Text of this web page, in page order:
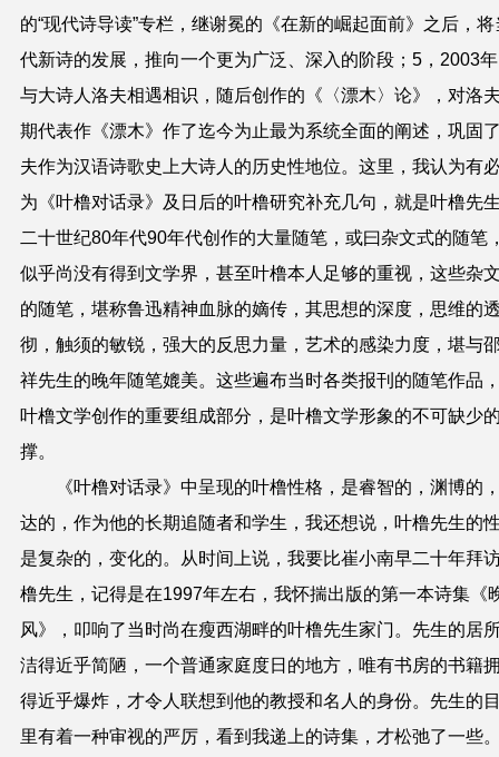
的“现代诗导读”专栏，继谢冕的《在新的崛起面前》之后，将
代新诗的发展，推向一个更为广泛、深入的阶段；5，2003
与大诗人洛夫相遇相识，随后创作的《〈漂木〉论》，对洛
期代表作《漂木》作了迄今为止最为系统全面的阐述，巩固
夫作为汉语诗歌史上大诗人的历史性地位。这里，我认为有
为《叶橹对话录》及日后的叶橹研究补充几句，就是叶橹先
二十世纪80年代90年代创作的大量随笔，或曰杂文式的随笔
似乎尚没有得到文学界，甚至叶橹本人足够的重视，这些杂
的随笔，堪称鲁迅精神血脉的嫡传，其思想的深度，思维的
彻，触须的敏锐，强大的反思力量，艺术的感染力度，堪与
祥先生的晚年随笔媲美。这些遍布当时各类报刊的随笔作品
叶橹文学创作的重要组成部分，是叶橹文学形象的不可缺少
撑。
《叶橹对话录》中呈现的叶橹性格，是睿智的，渊博的
达的，作为他的长期追随者和学生，我还想说，叶橹先生的
是复杂的，变化的。从时间上说，我要比崔小南早二十年拜
橹先生，记得是在1997年左右，我怀揣出版的第一本诗集《
风》，叩响了当时尚在瘦西湖畔的叶橹先生家门。先生的居
洁得近乎简陋，一个普通家庭度日的地方，唯有书房的书籍
得近乎爆炸，才令人联想到他的教授和名人的身份。先生的
里有着一种审视的严厉，看到我递上的诗集，才松弛了一些